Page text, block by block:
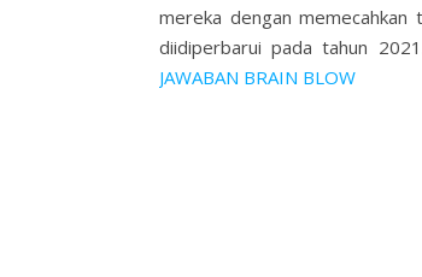
mereka dengan
diidiperbarui pada tahun
JAWABAN BRAIN BLOW